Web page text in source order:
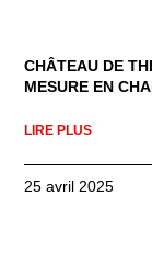
CHÂTEAU DE
MESURE EN
LIRE PLUS
25 avril 2025